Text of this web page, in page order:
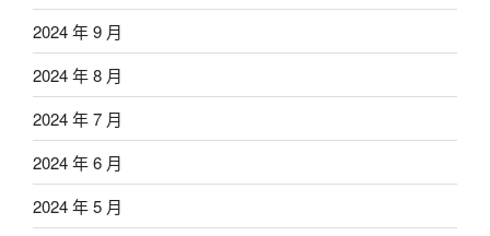
2024 年 9 月
2024 年 8 月
2024 年 7 月
2024 年 6 月
2024 年 5 月